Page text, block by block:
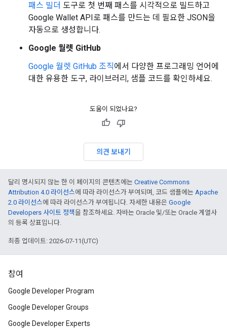
패스 빌더 도구로 첫 번째 패스를 시각적으로 빌드하고
Google Wallet API로 패스를 만드는 데 필요한 JSON을
자동으로 생성합니다.
Google 월렛 GitHub
Google 월렛 GitHub 조직에서 다양한 프로그래밍 언어에
대한 유용한 도구, 라이브러리, 샘플 코드를 확인하세요.
도움이 되었나요?
의견 보내기
달리 명시되지 않는 한 이 페이지의 콘텐츠에는 Creative Commons
Attribution 4.0 라이선스에 따라 라이선스가 부여되며, 코드 샘플에는 Apache
2.0 라이선스에 따라 라이선스가 부여됩니다. 자세한 내용은 Google
Developers 사이트 정책을 참조하세요. 자바는 Oracle 및/또는 Oracle 계열사
의 등록 상표입니다.
최종 업데이트: 2026-07-11(UTC)
참여
Google Developer Program
Google Developer Groups
Google Developer Experts